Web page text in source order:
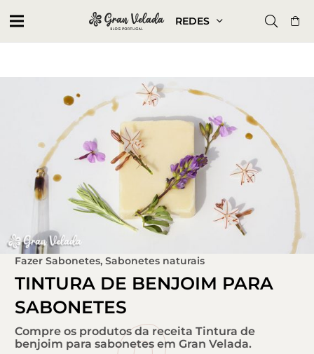
REDES
Fazer Sabonetes, Sabonetes naturais
TINTURA DE BENJOIM PARA
SABONETES
Compre os produtos da receita Tintura de
benjoim para sabonetes em Gran Velada.